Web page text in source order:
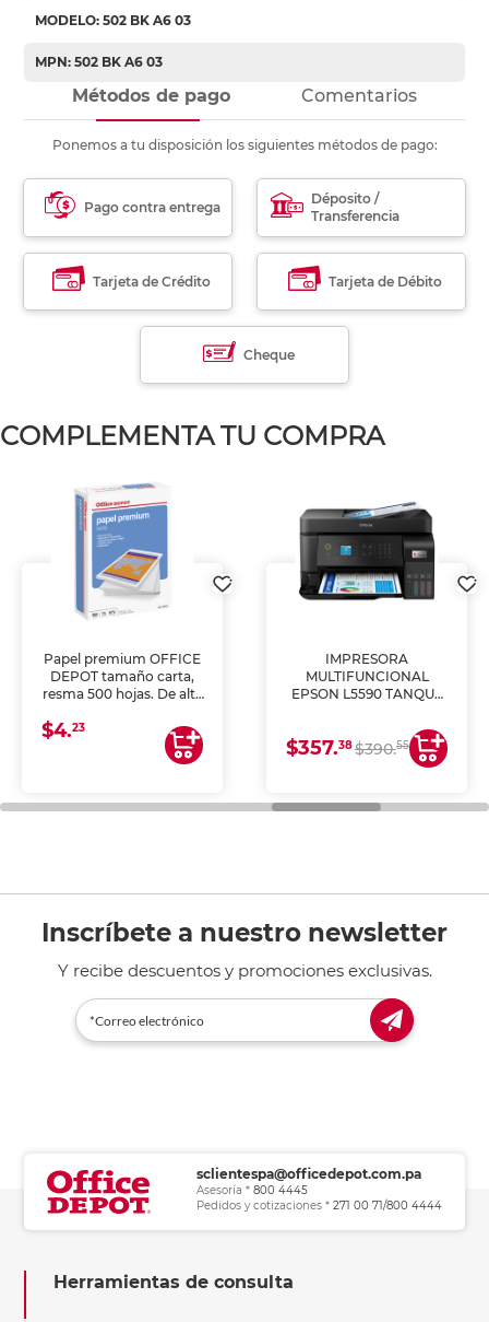
MODELO: 502 BK A6 03
MPN: 502 BK A6 03
Métodos de pago Comentarios
Ponemos a tu disposición los siguientes métodos de pago:
Pago contra entrega
Déposito /
Transferencia
Tarjeta de Crédito Tarjeta de Débito
Cheque
COMPLEMENTA TU COMPRA
Papel premium OFFICE
DEPOT tamaño carta,
resma 500 hojas. De alta
uniforme, ideal para
impresoras de inyección
de tinta y láser,
general de oficina.
$4.23
IMPRESORA
MULTIFUNCIONAL
EPSON L5590 TANQUE
COPIA Y ESCANEA)
$357.38$390.55
Inscríbete a nuestro newsletter
Y recibe descuentos y promociones exclusivas.
sclientespa@officedepot.com.pa
Asesoría * 800 4445
Pedidos y cotizaciones * 271 00 71/800 4444
Herramientas de consulta